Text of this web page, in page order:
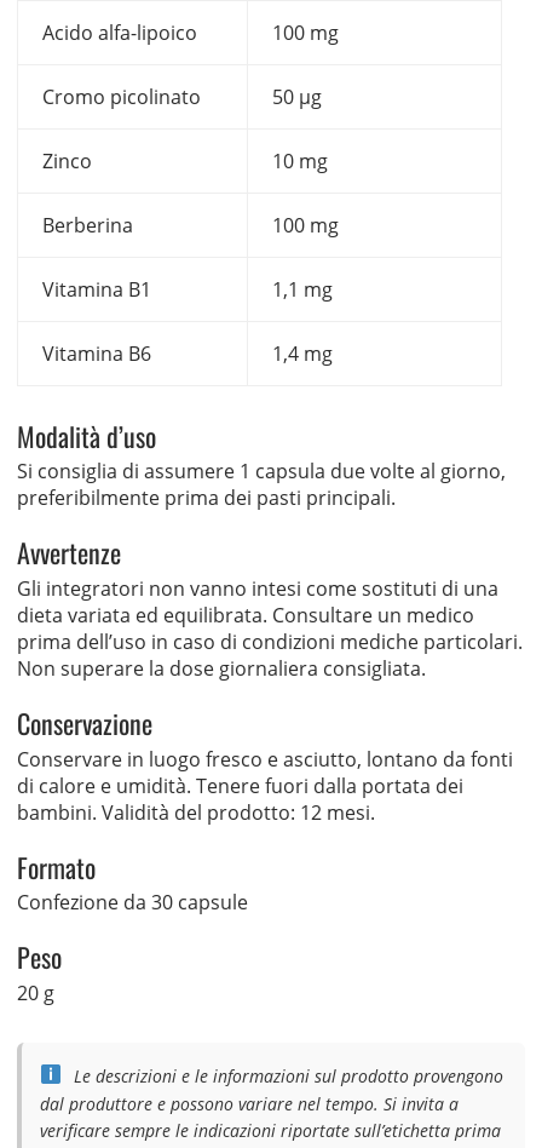
Acido alfa-lipoico 100 mg
Cromo picolinato 50 µg
Zinco 10 mg
Berberina 100 mg
Vitamina B1 1,1 mg
Vitamina B6 1,4 mg
Modalità d’uso
Si consiglia di assumere 1 capsula due volte al giorno,
preferibilmente prima dei pasti principali.
Avvertenze
Gli integratori non vanno intesi come sostituti di una
dieta variata ed equilibrata. Consultare un medico
prima dell’uso in caso di condizioni mediche particolari.
Non superare la dose giornaliera consigliata.
Conservazione
Conservare in luogo fresco e asciutto, lontano da fonti
di calore e umidità. Tenere fuori dalla portata dei
bambini. Validità del prodotto: 12 mesi.
Formato
Confezione da 30 capsule
Peso
20 g
Le descrizioni e le informazioni sul prodotto provengono
dal produttore e possono variare nel tempo. Si invita a
verificare sempre le indicazioni riportate sull’etichetta prima